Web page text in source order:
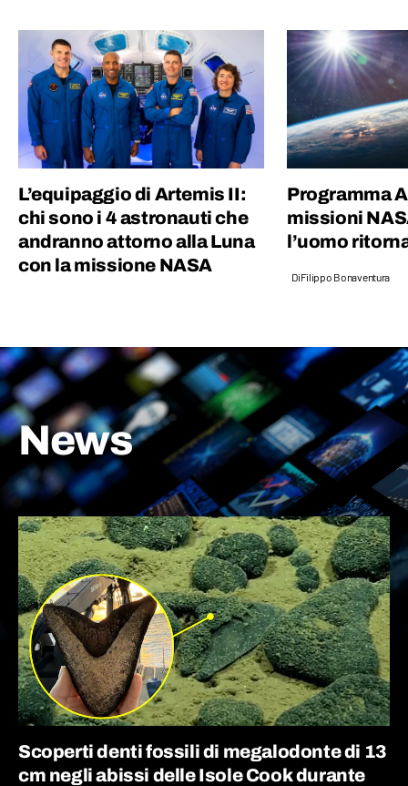
L’equipaggio di Artemis II:
chi sono i 4 astronauti che
andranno attorno alla Luna
con la missione NASA
Programma
missioni
l’uomo
DiFilippo Bonaventura
News
Scoperti denti fossili di megalodonte di 13
cm negli abissi delle Isole Cook durante